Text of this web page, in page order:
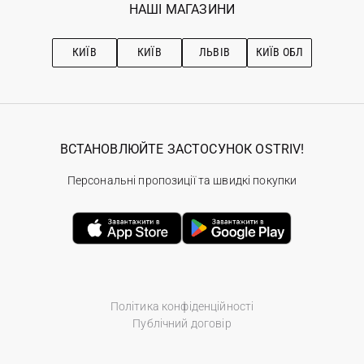
Ostriv Club+
Рекомендації з догляду
НАШІ МАГАЗИНИ
КИЇВ КИЇВ ЛЬВІВ КИЇВ ОБЛ
Політика конфіденційності
Публічний договір
ВСТАНОВЛЮЙТЕ ЗАСТОСУНОК OSTRIV!
Персональні пропозиції та швидкі покупки